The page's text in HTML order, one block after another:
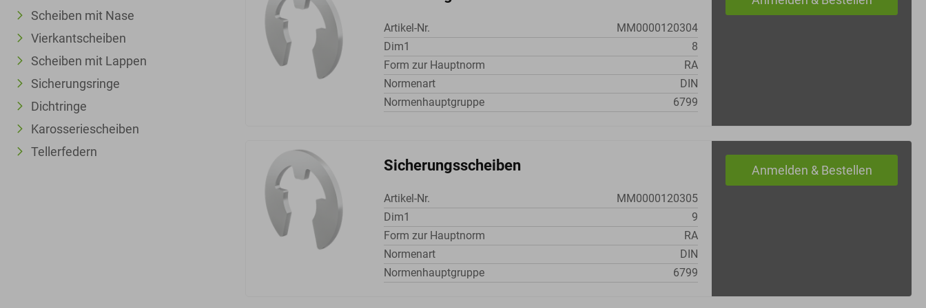
Scheiben mit Nase
Vierkantscheiben
Scheiben mit Lappen
Sicherungsringe
Dichtringe
Karosseriescheiben
Tellerfedern
Artikel-Nr.
MM0000120304
Dim1
8
Form zur Hauptnorm
RA
Normenart
DIN
Normenhauptgruppe
6799
Sicherungsscheiben
Artikel-Nr.
MM0000120305
Dim1
9
Form zur Hauptnorm
RA
Normenart
DIN
Normenhauptgruppe
6799